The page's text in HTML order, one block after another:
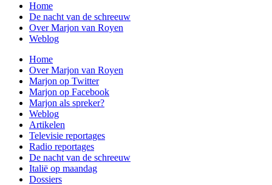
Home
De nacht van de schreeuw
Over Marjon van Royen
Weblog
Home
Over Marjon van Royen
Marjon op Twitter
Marjon op Facebook
Marjon als spreker?
Weblog
Artikelen
Televisie reportages
Radio reportages
De nacht van de schreeuw
Italië op maandag
Dossiers